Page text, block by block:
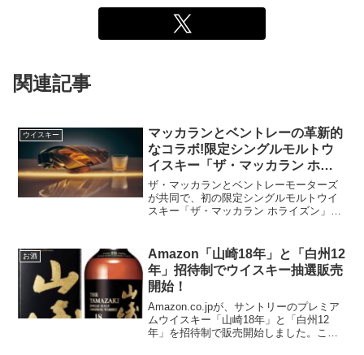
関連記事
ウイスキー
マッカランとベントレーの革新的
なコラボ!限定シングルモルトウ
イスキー「ザ・マッカラン ホラ
イズン」発売中！
ザ・マッカランとベントレーモーターズ
が共同で、初の限定シングルモルトウイ
スキー「ザ・マッカラン ホライズン」を
上げた製品であり、未来を見据えた素材
とデザインによって、新...
お酒
Amazon「山崎18年」と「白州12
年」招待制でウイスキー抽選販売
開始！
Amazon.co.jpが、サントリーのプレミア
ムウイスキー「山崎18年」と「白州12
年」を招待制で販売開始しました。この